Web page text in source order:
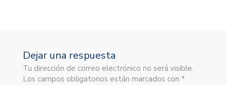
Dejar una respuesta
Tu dirección de correo electrónico no será visible.
Los campos obligatorios están marcados con *